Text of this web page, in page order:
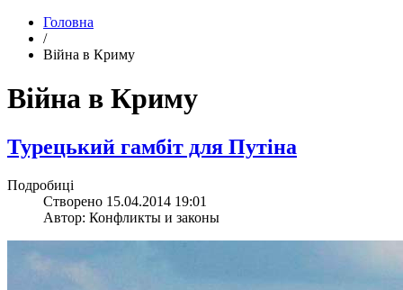
Головна
/
Війна в Криму
Війна в Криму
Турецький гамбіт для Путіна
Подробиці
Створено 15.04.2014 19:01
Автор: Конфликты и законы